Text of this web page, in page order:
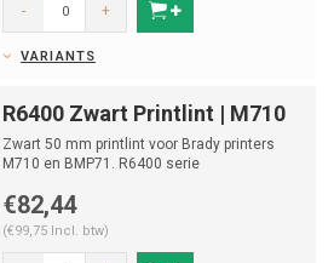
- +
VARIANTS
R6400 Zwart Printlint | M710
Zwart 50 mm printlint voor Brady printers
M710 en BMP71. R6400 serie
€82,44
(€99,75 Incl. btw)